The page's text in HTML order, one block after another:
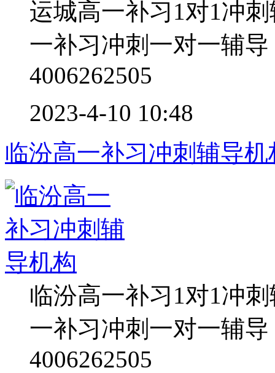
运城高一补习1对1冲
一补习冲刺一对一辅
4006262505
2023-4-10 10:48
临汾高一补习冲刺辅导机
临汾高一补习1对1冲
一补习冲刺一对一辅
4006262505